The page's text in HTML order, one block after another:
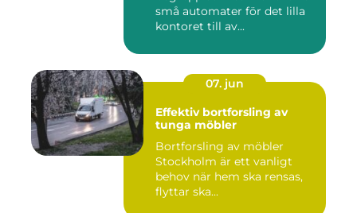
små automater för det lilla
kontoret till av...
07. jun
Effektiv bortforsling av
tunga möbler
Bortforsling av möbler
Stockholm är ett vanligt
behov när hem ska rensas,
flyttar ska...